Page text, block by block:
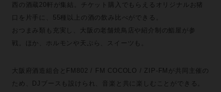
西の酒蔵20軒が集結。チケット購入でもらえるオリジナルお猪
口を片手に、55種以上の酒の飲み比べができる。
おつまみ類も充実し、大阪の老舗焼鳥店や紹介制の鮨屋が参
戦。ほか、ホルモンや天ぷら、スイーツも。
大阪府酒造組合とFM802 / FM COCOLO / ZIP-FMが共同主催の
ため、DJブースも設けられ、音楽と共に楽しむことができる。